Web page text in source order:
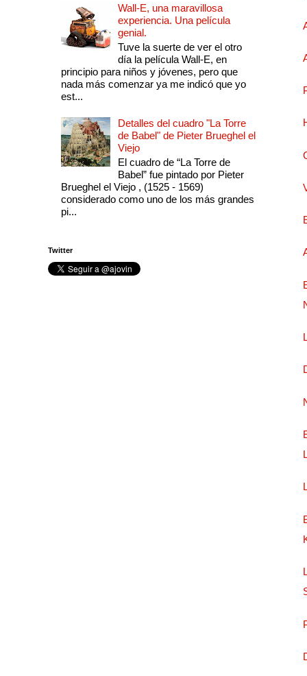
Wall-E, una maravillosa
experiencia. Una película
genial.
Tuve la suerte de ver el otro
día la película Wall-E, en
principio para niños y jóvenes, pero que
nada más comenzar ya me indicó que yo
est...
Detalles del cuadro "La Torre
de Babel" de Pieter Brueghel el
Viejo
El cuadro de “La Torre de
Babel” fue pintado por Pieter
Brueghel el Viejo , (1525 - 1569)
considerado como uno de los más grandes
pi...
Twitter